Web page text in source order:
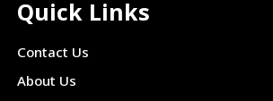
Quick Links
Contact Us
About Us